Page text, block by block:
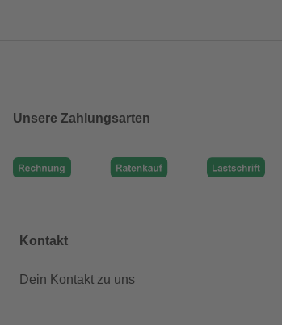
Unsere Zahlungsarten
Kontakt
Dein Kontakt zu uns